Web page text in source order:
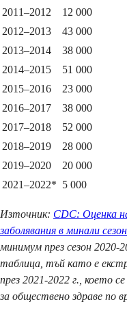
2011–2012
12 000
2012–2013
43 000
2013–2014
38 000
2014–2015
51 000
2015–2016
23 000
2016–2017
38 000
2017–2018
52 000
2018–2019
28 000
2019–2020
20 000
2021–2022* 5 000
Източник: CDC: Оценка
заболявания в минали
минимум през сезон 2020-
таблица, тъй като е
през 2021-2022 г., което
за обществено здраве по